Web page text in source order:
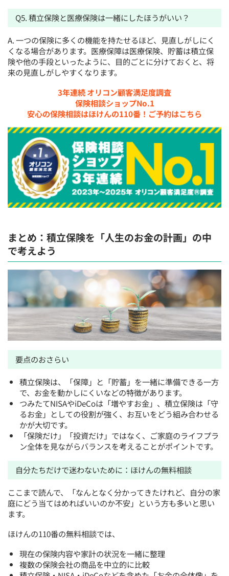
Q5. 積立保険と医療保険は一緒にしたほうがいい？
A. 一つの保険に多くの機能を持たせるほど、見直しがしにく
くなる場合があります。医療保障は医療保険、貯蓄は積立保
険や他の手段といったように、目的ごとに分けておくと、将
来の見直しがしやすくなります。
3年連続 オリコン顧客満足度調査
保険相談ショップNo.1
安心の保険相談はほけんの110番！ご予約はこちら
まとめ：積立保険を「人生のお金の計画」の中
で考えよう
要点のおさらい
積立保険は、「保障」と「貯蓄」を一緒に準備できる一方
で、お金を動かしにくいなどの特徴があります。
つみたてNISAやiDeCoは「増やすお金」、積立保険は「守
るお金」としての役割が強く、お互いをどう組み合わせる
かが大切です。
「保険だけ」「投資だけ」ではなく、ご家庭のライフプラ
ン全体を見ながらバランスを考えることがポイントです。
自分たちだけで迷わないために：ほけんの無料相談
ここまで読んで、「なんとなく分かってきたけれど、自分の家
庭にどう当てはめればいいのか不安」という方も多いと思い
ます。
ほけんの110番の無料相談では、
現在の保険内容や家計の状況を一緒に整理
複数の保険会社の商品を中立的に比較